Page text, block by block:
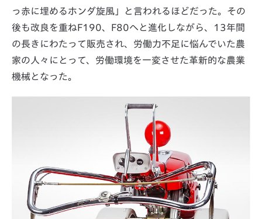
っ赤に埋めるホンダ旋風」と言われるほどだった。その
後も改良を重ねF190、F80へと進化しながら、13年間
の長きにわたって販売され、労働力不足に悩んでいた農
家の人々にとって、労働環境を一変させた革新的な農業
機械となった。